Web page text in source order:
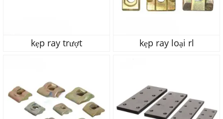
kẹp ray trượt kẹp ray loại rl